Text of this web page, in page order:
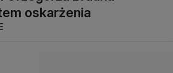
oskarżenia